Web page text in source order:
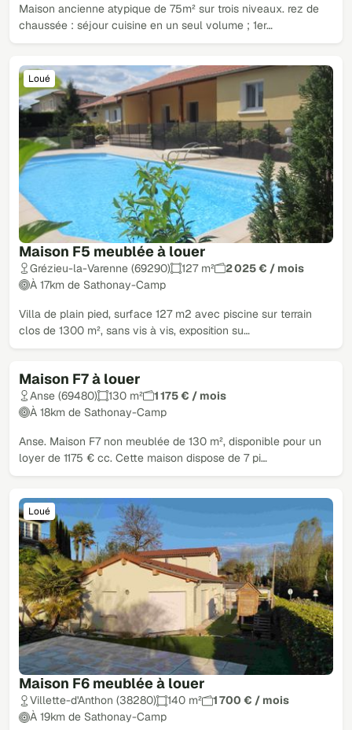
Maison ancienne atypique de 75m² sur trois niveaux. rez de
chaussée : séjour cuisine en un seul volume ; 1er…
Maison F5 meublée à louer
Loué
Grézieu-la-Varenne (69290) 127 m²
2 025 € / mois
À 17km de Sathonay-Camp
Villa de plain pied, surface 127 m2 avec piscine sur terrain
clos de 1300 m², sans vis à vis, exposition su…
Maison F7 à louer
Loué
Anse (69480) 130 m²
1 175 € / mois
À 18km de Sathonay-Camp
Anse. Maison F7 non meublée de 130 m², disponible pour un
loyer de 1175 € cc. Cette maison dispose de 7 pi…
Maison F6 meublée à louer
Loué
Villette-d'Anthon (38280) 140 m²
1 700 € / mois
À 19km de Sathonay-Camp